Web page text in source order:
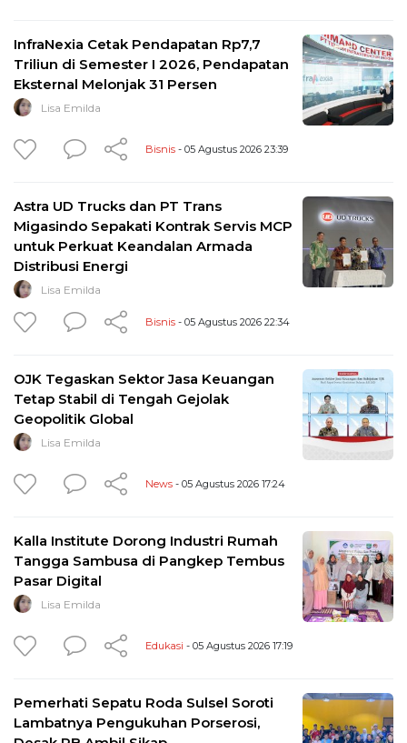
InfraNexia Cetak Pendapatan Rp7,7
Triliun di Semester I 2026, Pendapatan
Eksternal Melonjak 31 Persen
Lisa Emilda
Bisnis - 05 Agustus 2026 23:39
Astra UD Trucks dan PT Trans
Migasindo Sepakati Kontrak Servis MCP
untuk Perkuat Keandalan Armada
Distribusi Energi
Lisa Emilda
Bisnis - 05 Agustus 2026 22:34
OJK Tegaskan Sektor Jasa Keuangan
Tetap Stabil di Tengah Gejolak
Geopolitik Global
Lisa Emilda
News - 05 Agustus 2026 17:24
Kalla Institute Dorong Industri Rumah
Tangga Sambusa di Pangkep Tembus
Pasar Digital
Lisa Emilda
Edukasi - 05 Agustus 2026 17:19
Pemerhati Sepatu Roda Sulsel Soroti
Lambatnya Pengukuhan Porserosi,